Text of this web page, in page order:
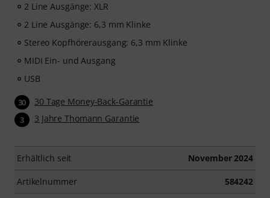
2 Line Ausgänge: XLR
2 Line Ausgänge: 6,3 mm Klinke
Stereo Kopfhörerausgang: 6,3 mm Klinke
MIDI Ein- und Ausgang
USB
30 30 Tage Money-Back-Garantie
3 3 Jahre Thomann Garantie
Erhältlich seit November 2024
Artikelnummer 584242